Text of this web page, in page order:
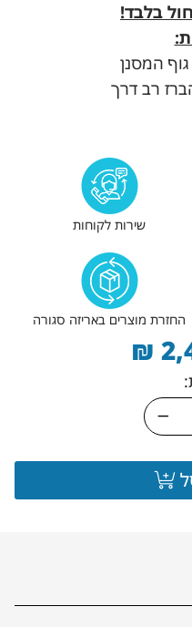
בלבד!
שירות לקוחות
החזרת מוצרים באריזה סגורה
₪